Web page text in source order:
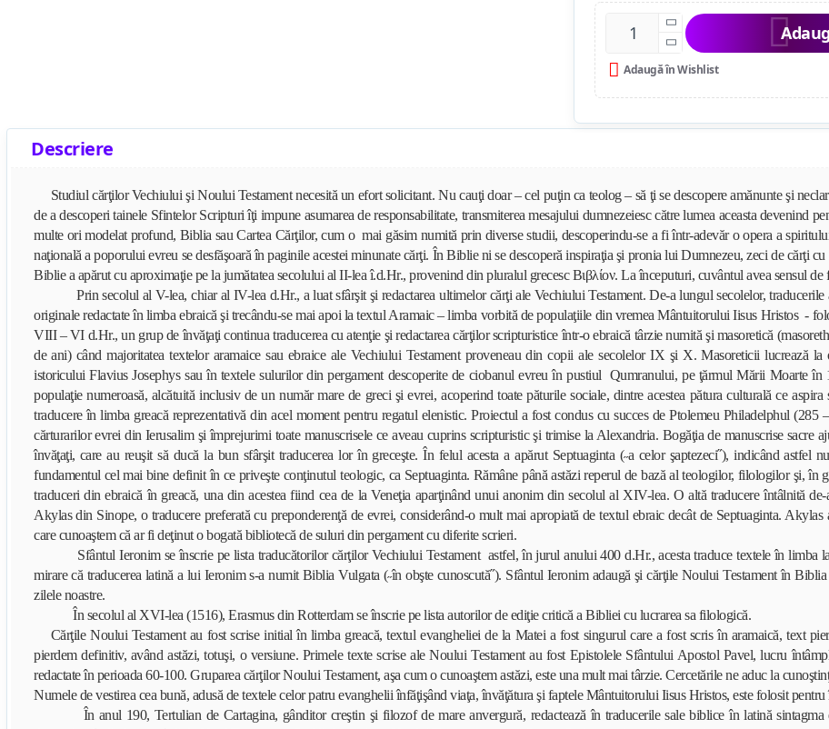
Adaugă în Wishlist
Descriere
Studiul cărţilor Vechiului şi Noului Testament necesită un efort solicitant. Nu cauţi doar – cel puţin ca teolog – să ţi se descopere amănunte şi
de a descoperi tainele Sfintelor Scripturi îţi impune asumarea de responsabilitate, transmiterea mesajului dumnezeiesc către lumea aceasta devenind
multe ori modelat profund, Biblia sau Cartea Cărţilor, cum o mai găsim numită prin diverse studii, descoperindu-se a fi într-adevăr o opera a
naţională a poporului evreu se desfăşoară în paginile acestei minunate cărţi. În Biblie ni se descoperă inspiraţia şi pronia lui Dumnezeu, zeci de cărţi
Biblie a apărut cu aproximaţie pe la jumătatea secolului al II-lea î.d.Hr., provenind din pluralul grecesc Βιβλίον. La începuturi, cuvântul avea sensul
Prin secolul al V-lea, chiar al IV-lea d.Hr., a luat sfârşit şi redactarea ultimelor cărţi ale Vechiului Testament. De-a lungul secolelor,
originale redactate în limba ebraică şi trecându-se mai apoi la textul Aramaic – limba vorbită de populaţiile din vremea Mântuitorului Iisus Hristos -
VIII – VI d.Hr., un grup de învăţaţi continua traducerea cu atenţie şi redactarea cărţilor scripturistice într-o ebraică târzie numită şi masoretică
de ani) când majoritatea textelor aramaice sau ebraice ale Vechiului Testament proveneau din copii ale secolelor IX şi X. Masoreticii lucrează
istoricului Flavius Josephys sau în textele sulurilor din pergament descoperite de ciobanul evreu în pustiul Qumranului, pe ţărmul Mării Moarte
populaţie numeroasă, alcătuită inclusiv de un număr mare de greci şi evrei, acoperind toate păturile sociale, dintre acestea pătura culturală ce
traducere în limba greacă reprezentativă din acel moment pentru regatul elenistic. Proiectul a fost condus cu succes de Ptolemeu Philadelphul
cărturarilor evrei din Ierusalim şi împrejurimi toate manuscrisele ce aveau cuprins scripturistic şi trimise la Alexandria. Bogăţia de manuscrise sacre
învăţaţi, care au reuşit să ducă la bun sfârşit traducerea lor în greceşte. În felul acesta a apărut Septuaginta (˶a celor şaptezeci˝), indicând astfel
fundamentul cel mai bine definit în ce priveşte conţinutul teologic, ca Septuaginta. Rămâne până astăzi reperul de bază al teologilor, filologilor şi, în
traduceri din ebraică în greacă, una din acestea fiind cea de la Veneţia aparţinând unui anonim din secolul al XIV-lea. O altă traducere întâlnită
Akylas din Sinope, o traducere preferată cu preponderenţă de evrei, considerând-o mult mai apropiată de textul ebraic decât de Septuaginta.
care cunoaştem că ar fi deţinut o bogată bibliotecă de suluri din pergament cu diferite scrieri.
Sfântul Ieronim se înscrie pe lista traducătorilor cărţilor Vechiului Testament astfel, în jurul anului 400 d.Hr., acesta traduce textele în limba
mirare că traducerea latină a lui Ieronim s-a numit Biblia Vulgata (˶în obşte cunoscută˝). Sfântul Ieronim adaugă şi cărţile Noului Testament în
zilele noastre.
În secolul al XVI-lea (1516), Erasmus din Rotterdam se înscrie pe lista autorilor de ediţie critică a Bibliei cu lucrarea sa filologică.
Cărţile Noului Testament au fost scrise initial în limba greacă, textul evangheliei de la Matei a fost singurul care a fost scris în aramaică, text
pierdem definitiv, având astăzi, totuşi, o versiune. Primele texte scrise ale Noului Testament au fost Epistolele Sfântului Apostol Pavel, lucru
redactate în perioada 60-100. Gruparea cărţilor Noului Testament, aşa cum o cunoaştem astăzi, este una mult mai târzie. Cercetările ne aduc la
Numele de vestirea cea bună, adusă de textele celor patru evanghelii înfăţişând viaţa, învăţătura şi faptele Mântuitorului Iisus Hristos, este folosit
În anul 190, Tertulian de Cartagina, gânditor creştin şi filozof de mare anvergură, redactează în traducerile sale biblice în latină sintagma